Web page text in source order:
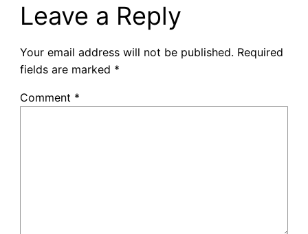
Leave a Reply
Your email address will not be published. Required
fields are marked *
Comment *